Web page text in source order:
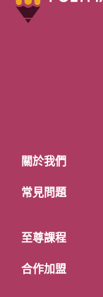
關於我們
常見問題
至尊課程
合作加盟